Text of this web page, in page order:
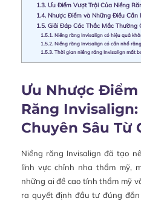
1.3. Ưu Điểm Vượt Trội Của Niềng
1.4. Nhược Điểm và Những Điều Cần
1.5. Giải Đáp Các Thắc Mắc Thường
1.5.1. Niềng răng Invisalign có hiệu quả
1.5.2. Niềng răng Invisalign có cần nhổ
1.5.3. Thời gian niềng răng Invisalign mất
Ưu Nhược Điểm
Răng
Chuyên Sâu Từ
Niềng răng Invisalign đã tạo
lĩnh vực chỉnh nha thẩm mỹ,
những ai đề cao tính thẩm mỹ
ra quyết định đầu tư đúng